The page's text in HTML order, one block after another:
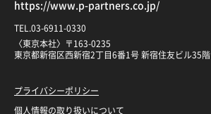
https://www.p-partners.co.jp/
TEL.03-6911-0330
〈東京本社〉〒163-0235
東京都新宿区西新宿2丁目6番1号 新宿住友ビル35階
プライバシーポリシー
個人情報の取り扱いについて